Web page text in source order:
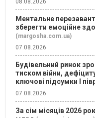
08.08.2026
Ментальне
зберегти емоційне
(margosha.com.ua)
07.08.2026
Будівельний ринок
тиском війни,
ключові підсумки І
07.08.2026
За сім місяців 2026